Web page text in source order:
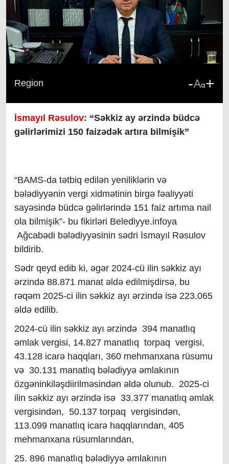
Region - +
İsmayıl Rəsulov: “Səkkiz ay ərzində büdcə
gəlirlərimizi 150 faizədək artıra bilmişik”
“BAMS-da tətbiq edilən yeniliklərin və
bələdiyyənin vergi xidmətinin birgə fəaliyyəti
sayəsində büdcə gəlirlərində 151 faiz artıma nail
ola bilmişik”- bu fikirləri Belediyye.infoya
Ağcabədi bələdiyyəsinin sədri İsmayıl Rəsulov
bildirib.
Sədr qeyd edib ki, əgər 2024-cü ilin səkkiz ayı
ərzində 88.871 manat əldə edilmişdirsə, bu
rəqəm 2025-ci ilin səkkiz ayı ərzində isə 223.065
əldə edilib.
2024-cü ilin səkkiz ayı ərzində 394 manatlıq
əmlak vergisi, 14.827 manatlıq torpaq vergisi,
43.128 icarə haqqları, 360 mehmanxana rüsumu
və 30.131 manatlıq bələdiyyə əmlakının
özgəninkiləşdiirilməsindən əldə olunub. 2025-ci
ilin səkkiz ayı ərzində isə 33.377 manatlıq əmlak
vergisindən, 50.137 torpaq vergisindən,
113.099 manatlıq icarə haqqlarından, 405
mehmanxana rüsumlarından,
25. 896 manatlıq bələdiyyə əmlakının